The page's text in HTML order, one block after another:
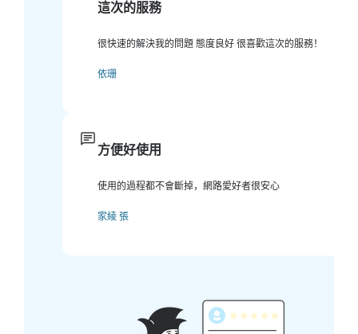
這次的服務
很快速的解決我的問題 態度良好 很喜歡這次的服務！
依珊
方便好使用
使用的過程都不會斷掉，網路愛好者很安心
家綾 張